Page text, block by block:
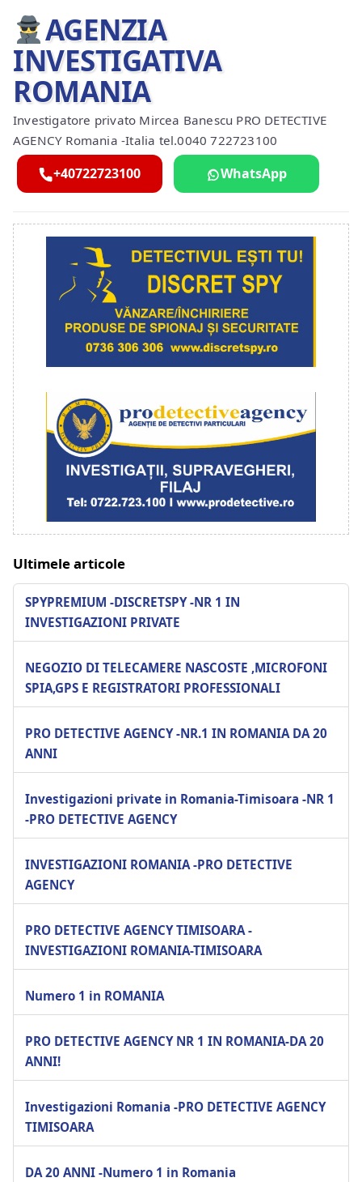
AGENZIA
INVESTIGATIVA
ROMANIA
Investigatore privato Mircea Banescu PRO DETECTIVE
AGENCY Romania -Italia tel.0040 722723100
+40722723100 WhatsApp
Ultimele articole
SPYPREMIUM -DISCRETSPY -NR 1 IN
INVESTIGAZIONI PRIVATE
NEGOZIO DI TELECAMERE NASCOSTE ,MICROFONI
SPIA,GPS E REGISTRATORI PROFESSIONALI
PRO DETECTIVE AGENCY -NR.1 IN ROMANIA DA 20
ANNI
Investigazioni private in Romania-Timisoara -NR 1
-PRO DETECTIVE AGENCY
INVESTIGAZIONI ROMANIA -PRO DETECTIVE
AGENCY
PRO DETECTIVE AGENCY TIMISOARA -
INVESTIGAZIONI ROMANIA-TIMISOARA
Numero 1 in ROMANIA
PRO DETECTIVE AGENCY NR 1 IN ROMANIA-DA 20
ANNI!
Investigazioni Romania -PRO DETECTIVE AGENCY
TIMISOARA
DA 20 ANNI -Numero 1 in Romania